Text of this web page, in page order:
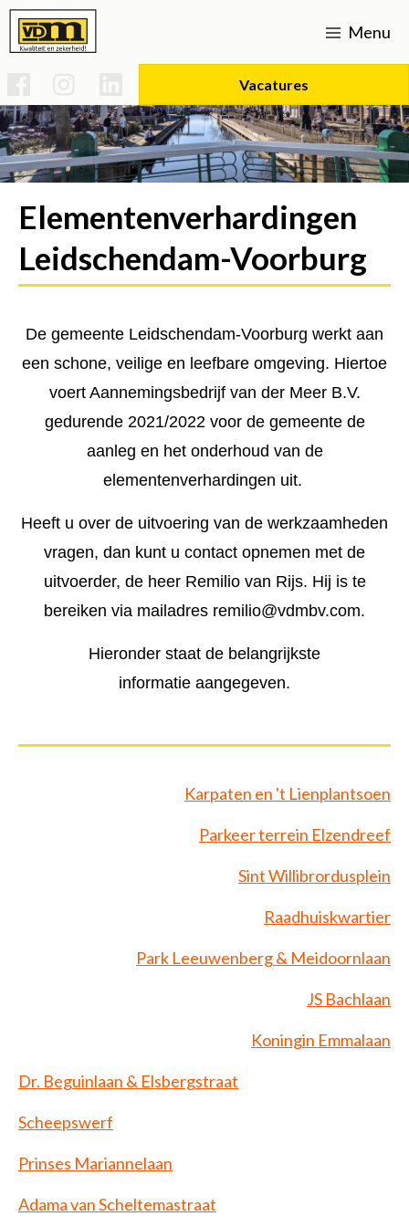
Menu
Vacatures
Home
Werken bij
Vacatures
Uitvoerder Sportparken & Groenvoorziening
Kraanmachinist
Uitvoerder Civiel
Shovelmachinist
Grondwerker/ Rioleur
Trekkerchauffeur
Vakman GWW
Maaimachinist / Trekkerchauffeur
Opleidingen
Uitvoerder bouw/infra
Vakman gww
Opperman bestratingen
Vakbekwaam hovenier
Medewerker hovenier
Medewerker groen en cultuurtechniek
Assistent bouwen, wonen en onderhoud
Opzichter/uitvoerder groene ruimte
Vakbekwaam medewerker groen en cultuurtechniek
Allround technicus voertuigen en mobiele werktuigen
Allround vakman gww
Over ons
Strategisch beleid
Duurzaamheid (mvo)
CO2 prestatieladder 5
Historie
Expertises
Onderhoud L-V
Groot onderhoud 's-gravenweg Nootdorp
Rioleringen
Bouw- en woonrijp maken
Groenvoorziening
Engineering & construct
Contact
Elementenverhardingen
Leidschendam-Voorburg
De gemeente Leidschendam-Voorburg werkt aan
een schone, veilige en leefbare omgeving. Hiertoe
voert Aannemingsbedrijf van der Meer B.V.
gedurende 2021/2022 voor de gemeente de
aanleg en het onderhoud van de
elementenverhardingen uit.
Heeft u over de uitvoering van de werkzaamheden
vragen, dan kunt u contact opnemen met de
uitvoerder, de heer Remilio van Rijs. Hij is te
bereiken via mailadres remilio@vdmbv.com.
Hieronder staat de belangrijkste
informatie aangegeven.
Karpaten en 't Lienplantsoen
Parkeer terrein Elzendreef
Sint Willibrordusplein
Raadhuiskwartier
Park Leeuwenberg & Meidoornlaan
JS Bachlaan
Koningin Emmalaan
Dr. Beguinlaan & Elsbergstraat
Scheepswerf
Prinses Mariannelaan
Adama van Scheltemastraat